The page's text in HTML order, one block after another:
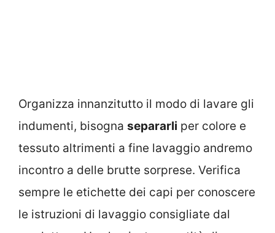
Organizza innanzitutto il modo di lavare gli
indumenti, bisogna separarli per colore e
tessuto altrimenti a fine lavaggio andremo
incontro a delle brutte sorprese. Verifica
sempre le etichette dei capi per conoscere
le istruzioni di lavaggio consigliate dal